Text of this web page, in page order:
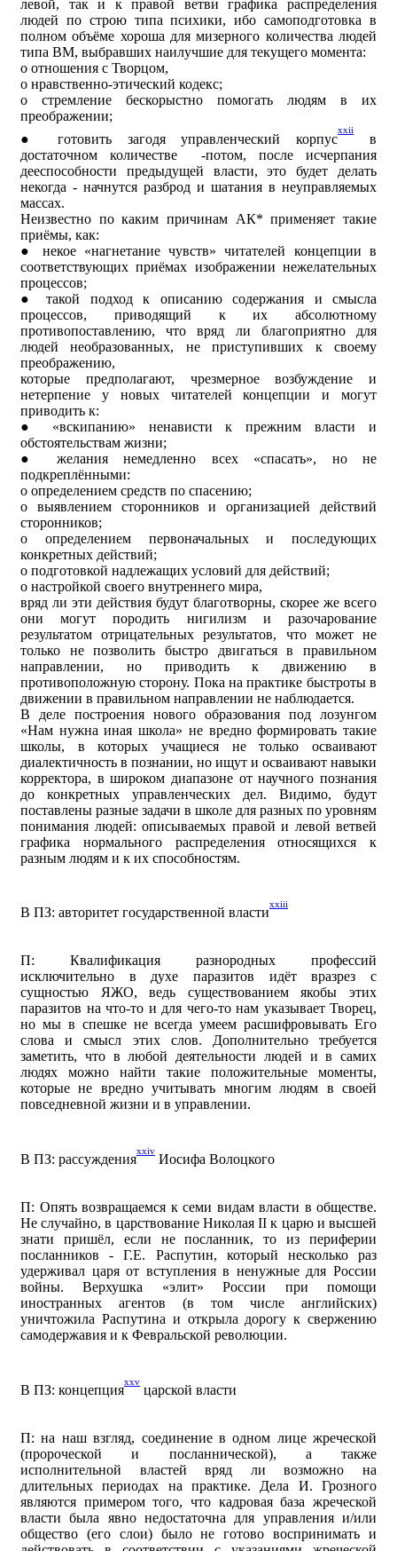
левой, так и к правой ветви графика распределения
людей по строю типа психики, ибо самоподготовка в
полном объёме хороша для мизерного количества людей
типа ВМ, выбравших наилучшие для текущего момента:
ᴏ отношения с Творцом,
ᴏ нравственно-этический кодекс;
ᴏ стремление бескорыстно помогать людям в их
преображении;
● готовить загодя управленческий корпус
xxii
в
достаточном количестве -потом, после исчерпания
дееспособности предыдущей власти, это будет делать
некогда - начнутся разброд и шатания в неуправляемых
массах.
Неизвестно по каким причинам АК* применяет такие
приёмы, как:
● некое «нагнетание чувств» читателей концепции в
соответствующих приёмах изображении нежелательных
процессов;
● такой подход к описанию содержания и смысла
процессов, приводящий к их абсолютному
противопоставлению, что вряд ли благоприятно для
людей необразованных, не приступивших к своему
преображению,
которые предполагают, чрезмерное возбуждение и
нетерпение у новых читателей концепции и могут
приводить к:
● «вскипанию» ненависти к прежним власти и
обстоятельствам жизни;
● желания немедленно всех «спасать», но не
подкреплёнными:
ᴏ определением средств по спасению;
ᴏ выявлением сторонников и организацией действий
сторонников;
ᴏ определением первоначальных и последующих
конкретных действий;
ᴏ подготовкой надлежащих условий для действий;
ᴏ настройкой своего внутреннего мира,
вряд ли эти действия будут благотворны, скорее же всего
они могут породить нигилизм и разочарование
результатом отрицательных результатов, что может не
только не позволить быстро двигаться в правильном
направлении, но приводить к движению в
противоположную сторону. Пока на практике быстроты в
движении в правильном направлении не наблюдается.
В деле построения нового образования под лозунгом
«Нам нужна иная школа» не вредно формировать такие
школы, в которых учащиеся не только осваивают
диалектичность в познании, но ищут и осваивают навыки
корректора, в широком диапазоне от научного познания
до конкретных управленческих дел. Видимо, будут
поставлены разные задачи в школе для разных по уровням
понимания людей: описываемых правой и левой ветвей
графика нормального распределения относящихся к
разным людям и к их способностям.
В ПЗ: авторитет государственной власти
xxiii
П: Квалификация разнородных профессий
исключительно в духе паразитов идёт вразрез с
сущностью ЯЖО, ведь существованием якобы этих
паразитов на что-то и для чего-то нам указывает Творец,
но мы в спешке не всегда умеем расшифровывать Его
слова и смысл этих слов. Дополнительно требуется
заметить, что в любой деятельности людей и в самих
людях можно найти такие положительные моменты,
которые не вредно учитывать многим людям в своей
повседневной жизни и в управлении.
В ПЗ: рассуждения
xxiv
Иосифа Волоцкого
П: Опять возвращаемся к семи видам власти в обществе.
Не случайно, в царствование НиколаяII к царю и высшей
знати пришёл, если не посланник, то из периферии
посланников - Г.Е. Распутин, который несколько раз
удерживал царя от вступления в ненужные для России
войны. Верхушка «элит» России при помощи
иностранных агентов (в том числе английских)
уничтожила Распутина и открыла дорогу к свержению
самодержавия и к Февральской революции.
В ПЗ: концепция
xxv
царской власти
П: на наш взгляд, соединение в одном лице жреческой
(пророческой и посланнической), а также
исполнительной властей вряд ли возможно на
длительных периодах на практике. Дела И. Грозного
являются примером того, что кадровая база жреческой
власти была явно недостаточна для управления и/или
общество (его слои) было не готово воспринимать и